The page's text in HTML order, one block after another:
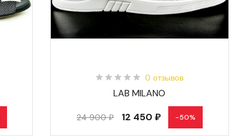
0 отзывов
LAB MILANO
24 900 ₽ 12 450 ₽ -50%